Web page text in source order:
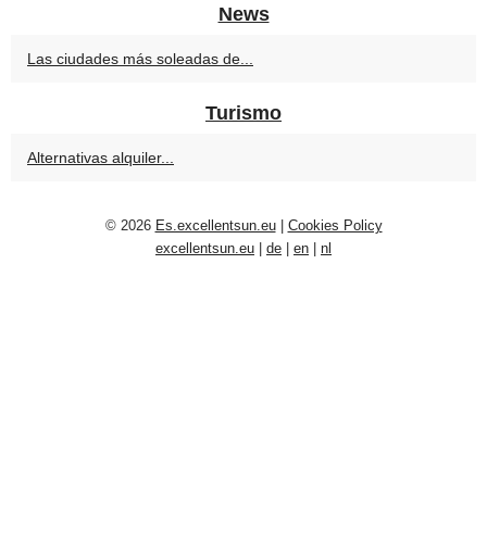
News
Las ciudades más soleadas de...
Turismo
Alternativas alquiler...
© 2026 Es.excellentsun.eu| Cookies Policy
excellentsun.eu
de en nl